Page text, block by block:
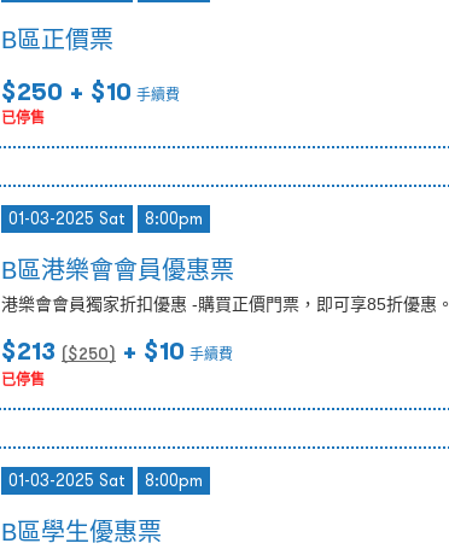
B區正價票
$250 + $10 手續費
已停售
01-03-2025 Sat 8:00pm
B區港樂會會員優惠票
港樂會會員獨家折扣優惠 -購買正價門票，即可享85折優惠。
$213 ($250) + $10 手續費
已停售
01-03-2025 Sat 8:00pm
B區學生優惠票